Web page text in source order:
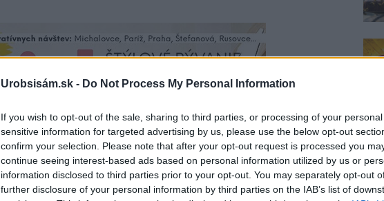
Urobsisám.sk - Do Not Process My Personal Information
If you wish to opt-out of the sale, sharing to third parties, or processing of your
sensitive information for targeted advertising by us, please use the below opt-out
confirm your selection. Please note that after your opt-out request is processed you
continue seeing interest-based ads based on personal information utilized by us or
information disclosed to third parties prior to your opt-out. You may separately opt-out
further disclosure of your personal information by third parties on the IAB’s list of